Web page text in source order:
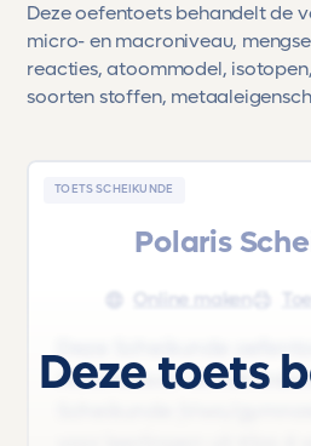
Deze oefentoets behandelt de
micro- en macroniveau,
reacties, atoommodel,
soorten stoffen,
TOETS SCHEIKUNDE
Polaris
Online maken
Deze Scheikunde
Atoombouw' uit het
Deze toets